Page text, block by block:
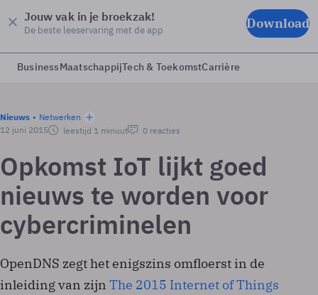
Jouw vak in je broekzak!
De beste leeservaring met de app Download
BusinessMaatschappijTech & ToekomstCarrière
Nieuws
Netwerken
12 juni 2015
leestijd 1 minuut 0 reacties
Opkomst IoT lijkt goed
nieuws te worden voor
cybercriminelen
OpenDNS zegt het enigszins omfloerst in de
inleiding van zijn The 2015 Internet of Things